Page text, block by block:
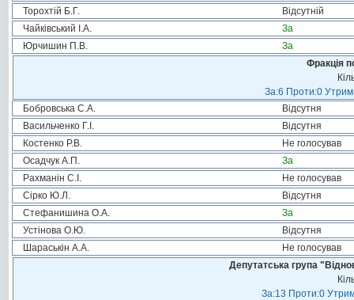
Торохтій Б.Г.
Відсутній
Чайківський І.А.
За
Юрчишин П.В.
За
Фракція
За:6 Проти:0
Бобровська С.А.
Відсутня
Васильченко Г.І.
Відсутня
Костенко Р.В.
Не голосував
Осадчук А.П.
За
Рахманін С.І.
Не голосував
Сірко Ю.Л.
Відсутня
Стефанишина О.А.
За
Устінова О.Ю.
Відсутня
Шараськін А.А.
Не голосував
Депутатська група
За:13 Проти:0